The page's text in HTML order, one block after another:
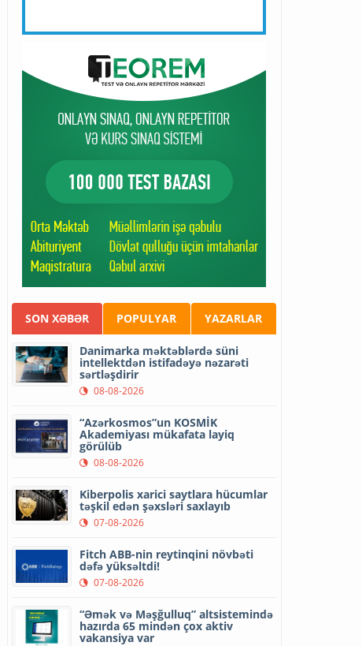
SON XƏBƏR POPULYAR YAZARLAR
Danimarka məktəblərdə süni
intellektdən istifadəyə nəzarəti
sərtləşdirir
08-08-2026
“Azərkosmos”un KOSMİK
Akademiyası mükafata layiq
görülüb
08-08-2026
Kiberpolis xarici saytlara hücumlar
təşkil edən şəxsləri saxlayıb
07-08-2026
Fitch ABB-nin reytinqini növbəti
dəfə yüksəltdi!
07-08-2026
“Əmək və Məşğulluq” altsistemində
hazırda 65 mindən çox aktiv
vakansiya var